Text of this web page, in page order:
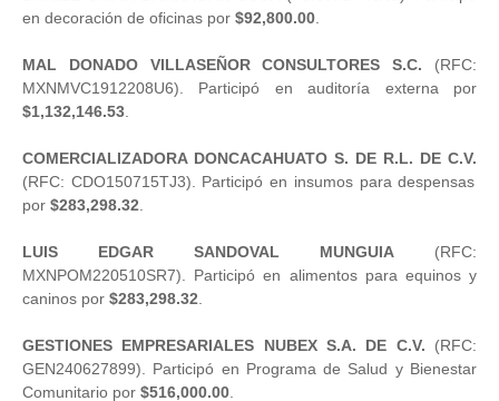
en decoración de oficinas por $92,800.00
MAL DONADO VILLASEÑOR CONSULTORES S.C. (RFC:
MXNMVC1912208U6). Participó en auditoría externa por
$1,132,146.53
COMERCIALIZADORA DONCACAHUATO S. DE R.L. DE C.V.
(RFC: CDO150715TJ3). Participó en insumos para despensas
por $283,298.32
LUIS EDGAR SANDOVAL MUNGUIA (RFC:
MXNPOM220510SR7). Participó en alimentos para equinos y
caninos por $283,298.32
GESTIONES EMPRESARIALES NUBEX S.A. DE C.V. (RFC:
GEN240627899). Participó en Programa de Salud y Bienestar
Comunitario por $516,000.00